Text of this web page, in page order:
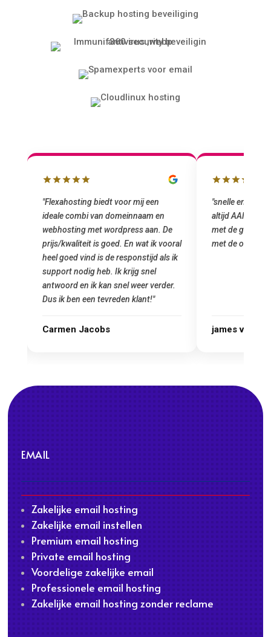
"Flexahosting biedt voor mij een
ideale combi van domeinnaam en
webhosting met wordpress aan. De
prijs/kwaliteit is goed. En wat ik vooral
heel goed vind is de responstijd als ik
support nodig heb. Ik krijg snel
antwoord en ik kan snel weer verder.
Dus ik ben een tevreden klant!"
Carmen Jacobs
"snelle en vriendelijke
altijd AAN (: fijne
met de grote jongens
met de overstap!"
james van oranje
EMAIL
Zakelijke email hosting
Zakelijke email instellen
Premium email hosting
Private email hosting
Voordelige zakelijke email
Professionele email hosting
Zakelijke email hosting zonder reclame